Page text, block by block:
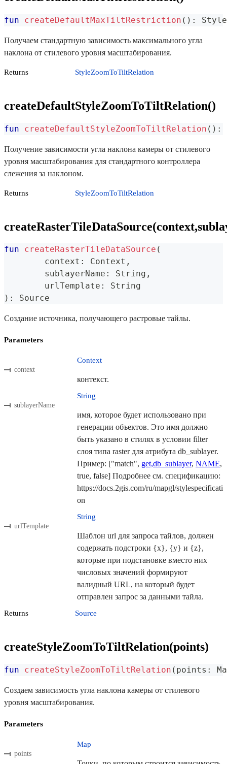
fun createDefaultMaxTiltRestriction ( ) :
Получаем стандартную зависимость максимального угла
наклона от стилевого уровня масштабирования.
Returns StyleZoomToTiltRelation
createDefaultStyleZoomToTiltRelation()
fun createDefaultStyleZoomToTiltRelation ( ) :
Получение зависимости угла наклона камеры от стилевого
уровня масштабирования для стандартного контроллера
слежения за наклоном.
Returns StyleZoomToTiltRelation
fun createRasterTileDataSource (
	context
: Context ,
	sublayerName
: String ,
	urlTemplate
:
String
) : Source
Создание источника, получающего растровые тайлы.
Parameters
context
Context
контекст.
sublayerName
String
имя, которое будет использовано при
генерации объектов. Это имя должно
быть указано в стилях в условии filter
слоя типа raster для атрибута db_sublayer.
Пример: ["match", get,db_sublayer, NAME,
true, false] Подробнее см. спецификацию:
https://docs.2gis.com/ru/mapgl/stylespecificati
on
urlTemplate
String
Шаблон url для запроса тайлов, должен
содержать подстроки {x}, {y} и {z},
которые при подстановке вместо них
числовых значений формируют
валидный URL, на который будет
отправлен запрос за данными тайла.
Returns Source
createStyleZoomToTiltRelation(points)
fun createStyleZoomToTiltRelation ( points :
Создаем зависимость угла наклона камеры от стилевого
уровня масштабирования.
Parameters
points
Map